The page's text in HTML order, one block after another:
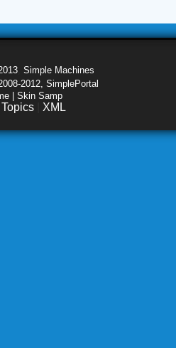
Simple Machines
2012, SimplePortal
| Skin Samp
Topics XML